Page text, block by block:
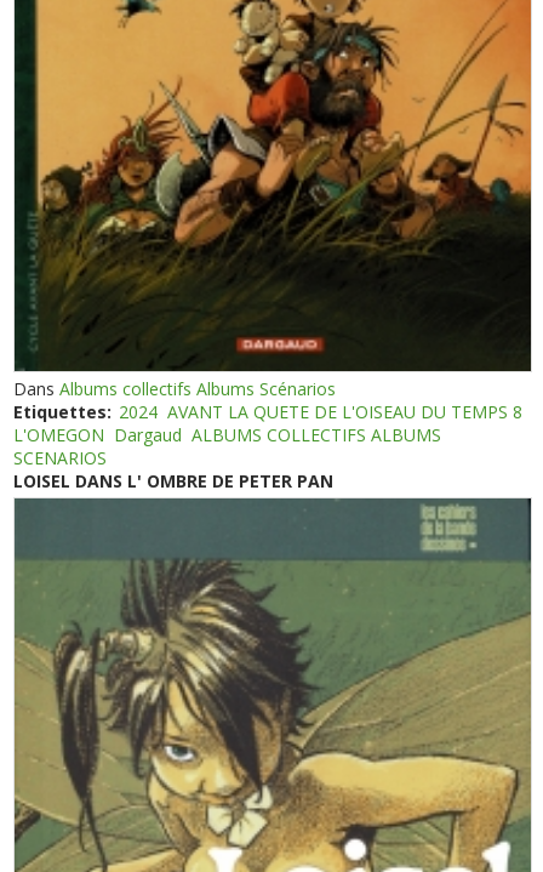
DansAlbums collectifs Albums Scénarios
Etiquettes: 2024 AVANT LA QUETE DE L'OISEAU DU TEMPS 8
L'OMEGON Dargaud ALBUMS COLLECTIFS ALBUMS
SCENARIOS
LOISEL DANS L' OMBRE DE PETER PAN